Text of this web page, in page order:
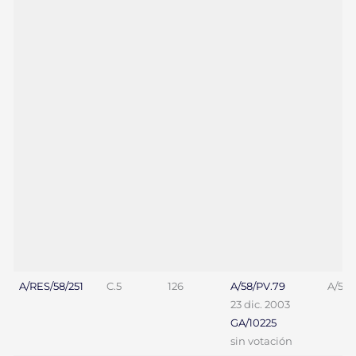
A/RES/58/251 C.5 126
A/58/PV.79
23 dic. 2003
GA/10225
sin votación
A/58/